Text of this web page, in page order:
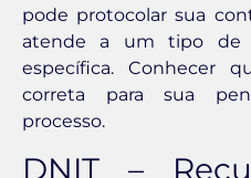
pode protocolar sua
atende a um tipo de
específica. Conhecer
correta para sua
processo.
DNIT –